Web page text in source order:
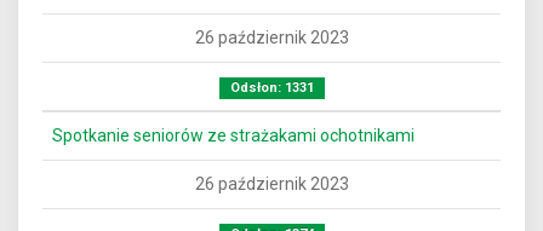
26 październik 2023
Odsłon: 1331
Spotkanie seniorów ze strażakami ochotnikami
26 październik 2023